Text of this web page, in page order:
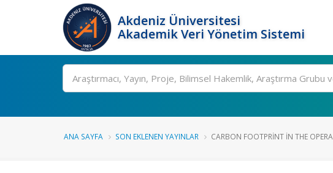
Akdeniz Üniversitesi
Akademik Veri Yönetim Sistemi
Ara
ANA SAYFA SON EKLENEN YAYINLAR CARBON FOOTPRINT IN THE